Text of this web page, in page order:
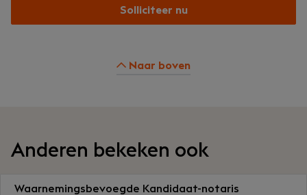
Solliciteer nu
Naar boven
Anderen bekeken ook
Waarnemingsbevoegde Kandidaat-notaris